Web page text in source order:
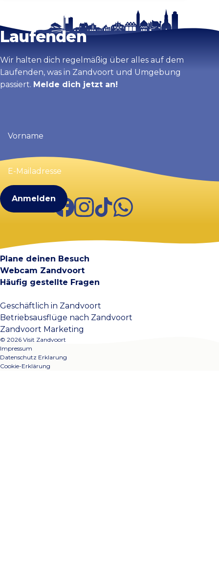
Karte vergrößern
Bleib auf dem
Laufenden
Wir halten dich regelmäßig über alles auf dem
Laufenden, was in Zandvoort und Umgebung
passiert. Melde dich jetzt an!
(erforderlich)
E-
Mailadresse
FacebookInstagram
TikTokWhatsApp
Plane deinen Besuch
Webcam Zandvoort
Häufig gestellte Fragen
Geschäftlich in Zandvoort
Betriebsausflüge nach Zandvoort
Zandvoort Marketing
© 2026 Visit Zandvoort
Impressum
Datenschutz Erklarung
Cookie-Erklärung